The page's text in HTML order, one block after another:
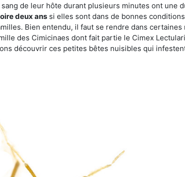
de leur hôte durant plusieurs minutes ont une
deux ans si elles sont dans de bonnes
Bien entendu, il faut se rendre dans
des Cimicinaes dont fait partie le Cimex
découvrir ces petites bêtes nuisibles qui